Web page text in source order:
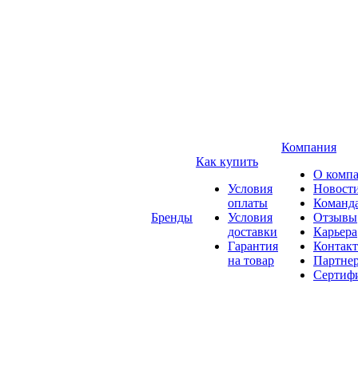
Бренды
Как купить
Условия
оплаты
Условия
доставки
Гарантия
на товар
Компания
О
Отзывы
Карьера